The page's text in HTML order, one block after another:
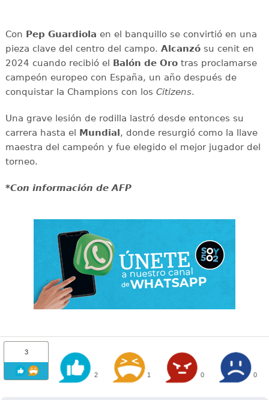
Con Pep Guardiola en el banquillo se convirtió en una
pieza clave del centro del campo. Alcanzósu cenit en
2024 cuando recibió el Balón de Orotras proclamarse
campeón europeo con España, un año después de
conquistar la Champions con los Citizens.
Una grave lesión de rodilla lastró desde entonces su
carrera hasta el Mundial, donde resurgió como la llave
maestra del campeón y fue elegido el mejor jugador del
torneo.
*Con información de AFP
3
2 1 0 0